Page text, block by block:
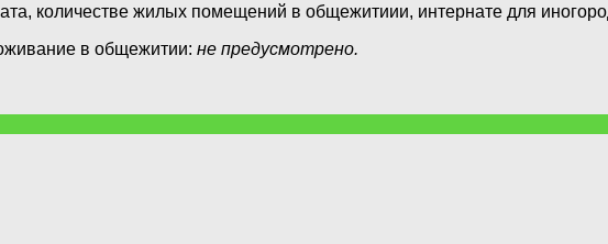
количестве жилых помещений в общежитиии, интернате для
в общежитии: не предусмотрено.